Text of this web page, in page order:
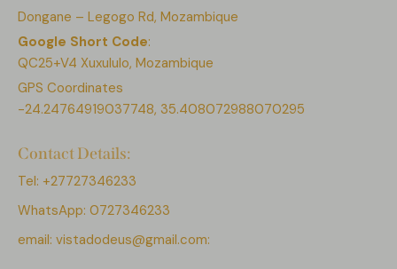
Dongane – Legogo Rd, Mozambique
Google Short Code:
QC25+V4 Xuxululo, Mozambique
GPS Coordinates
-24.24764919037748, 35.408072988070295
Contact Details:
Tel: +27727346233
WhatsApp: 0727346233
email: vistadodeus@gmail.com: